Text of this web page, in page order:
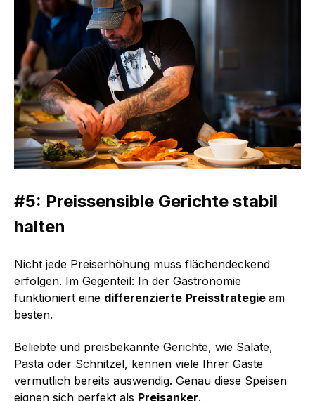
#5: Preissensible Gerichte stabil
halten
Nicht jede Preiserhöhung muss flächendeckend
erfolgen. Im Gegenteil: In der Gastronomie
funktioniert eine differenzierte Preisstrategie am
besten.
Beliebte und preisbekannte Gerichte, wie Salate,
Pasta oder Schnitzel, kennen viele Ihrer Gäste
vermutlich bereits auswendig. Genau diese Speisen
eignen sich perfekt als Preisanker.